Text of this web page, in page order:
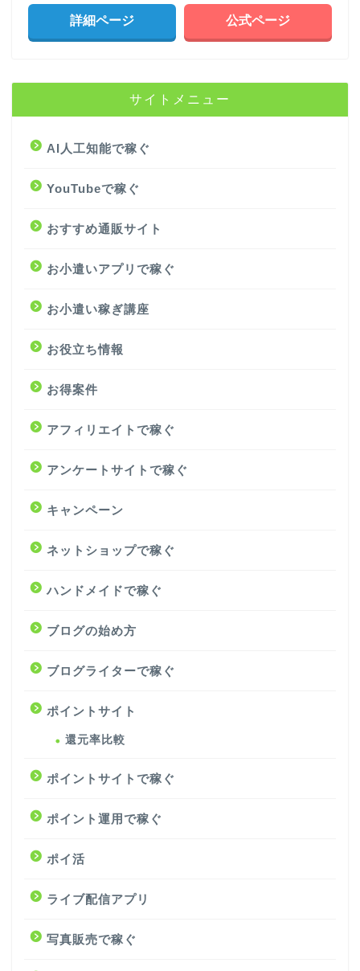
詳細ページ 公式ページ
サイトメニュー
AI人工知能で稼ぐ
YouTubeで稼ぐ
おすすめ通販サイト
お小遣いアプリで稼ぐ
お小遣い稼ぎ講座
お役立ち情報
お得案件
アフィリエイトで稼ぐ
アンケートサイトで稼ぐ
キャンペーン
ネットショップで稼ぐ
ハンドメイドで稼ぐ
ブログの始め方
ブログライターで稼ぐ
ポイントサイト
還元率比較
ポイントサイトで稼ぐ
ポイント運用で稼ぐ
ポイ活
ライブ配信アプリ
写真販売で稼ぐ